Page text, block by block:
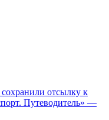
отсылку к
Путеводитель» —